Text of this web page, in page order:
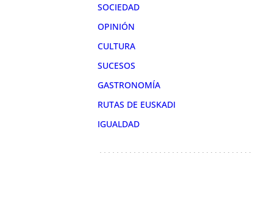
SOCIEDAD
OPINIÓN
CULTURA
SUCESOS
GASTRONOMÍA
RUTAS DE EUSKADI
IGUALDAD